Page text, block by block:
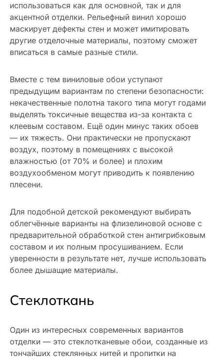
использоваться как для основной, так и для
акцентной отделки. Рельефный винил хорошо
маскирует дефекты стен и может имитировать
другие отделочные материалы, поэтому сможет
вписаться в самые разные стили.
Вместе с тем виниловые обои уступают
предыдущим вариантам по степени безопасности:
некачественные полотна такого типа могут годами
выделять токсичные вещества из-за контакта с
клеевым составом. Ещё один минус таких обоев
— их тяжесть. Они практически не пропускают
воздух, поэтому в помещениях с высокой
влажностью (от 70% и более) и плохим
воздухообменом могут приводить к появлению
плесени.
Для подобной детской рекомендуют выбирать
облегчённые варианты на флизелиновой основе с
предварительной обработкой стен антигрибковым
составом и их полным просушиванием. Если
уверенности в результате нет, лучше использовать
более дышащие материалы.
Стеклоткань
Один из интересных современных вариантов
отделки — это стеклотканевые обои, созданные из
тончайших стеклянных нитей и пропитки на